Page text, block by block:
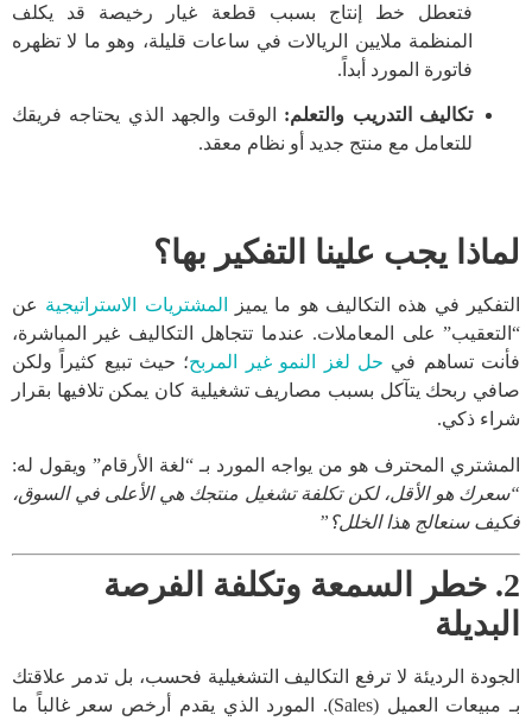
فتعطل خط إنتاج بسبب قطعة غيار رخيصة قد يكلف
المنظمة ملايين الريالات في ساعات قليلة، وهو ما لا تظهره
فاتورة المورد أبداً.
تكاليف التدريب والتعلم: الوقت والجهد الذي يحتاجه فريقك
للتعامل مع منتج جديد أو نظام معقد.
لماذا يجب علينا التفكير بها؟
التفكير في هذه التكاليف هو ما يميز المشتريات الاستراتيجية عن
“التعقيب” على المعاملات. عندما تتجاهل التكاليف غير المباشرة،
فأنت تساهم في حل لغز النمو غير المربح؛ حيث تبيع كثيراً ولكن
صافي ربحك يتآكل بسبب مصاريف تشغيلية كان يمكن تلافيها بقرار
شراء ذكي.
المشتري المحترف هو من يواجه المورد بـ “لغة الأرقام” ويقول له:
“سعرك هو الأقل، لكن تكلفة تشغيل منتجك هي الأعلى في السوق،
فكيف سنعالج هذا الخلل؟”
2. خطر السمعة وتكلفة الفرصة
البديلة
الجودة الرديئة لا ترفع التكاليف التشغيلية فحسب، بل تدمر علاقتك
بـ مبيعات العميل (Sales). المورد الذي يقدم أرخص سعر غالباً ما